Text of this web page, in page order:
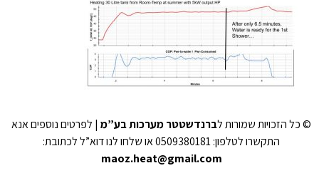
© כל הזכויות שמורות לברנדשטטר מערכות בע”מ | לפרטים נוספים אנא
התקשרו לטלפון: 0509380181 או שלחו לנו דוא”ל לכתובת:
maoz.heat@gmail.com